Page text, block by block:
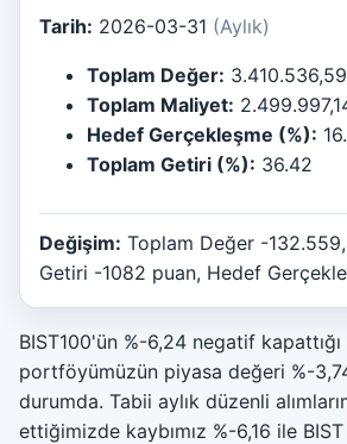
Tarih: 2026-03-31 (Aylık)
Toplam Değer:
Toplam Maliyet:
Hedef Gerçekleşme (%):
Toplam Getiri (%): 36.42
Değişim: Toplam Değer -
Getiri -1082 puan, Hedef
BIST100'ün %-6,24 negatif
portföyümüzün piyasa değeri %-
durumda. Tabii aylık düzenli
ettiğimizde kaybımız %-6,16 ile